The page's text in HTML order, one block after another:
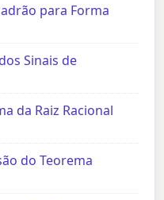
para Forma
Sinais de
da Raiz Racional
do Teorema